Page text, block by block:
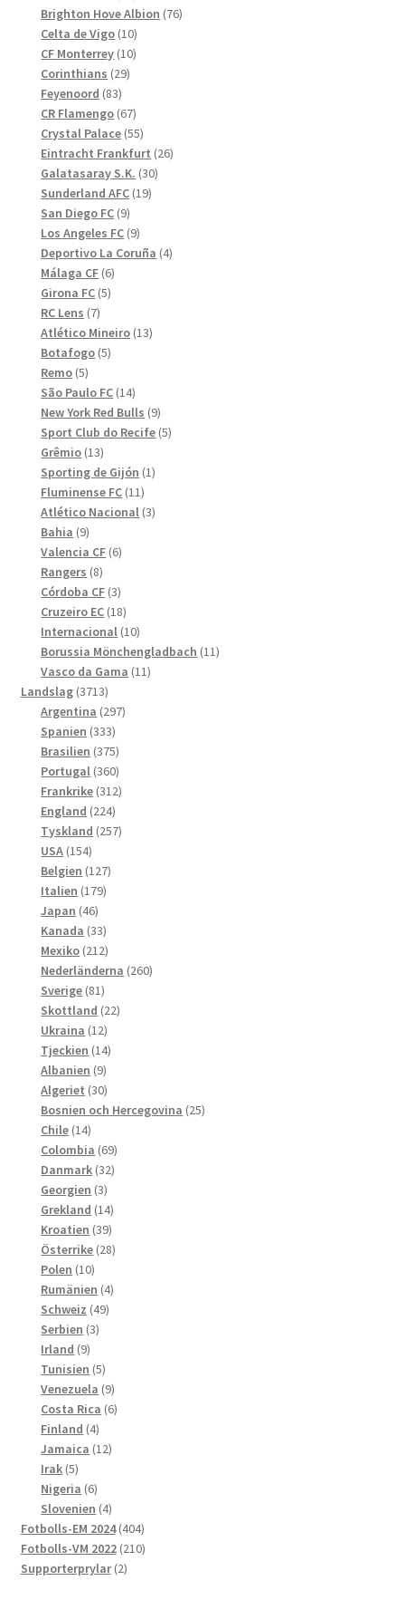
produkter
Brighton Hove Albion 7676
Celta de Vigo 1010
produkter
CF Monterrey 1010
Corinthians 2929
Feyenoord 8383
produkter
CR Flamengo 6767
produkter
Crystal Palace 5555
produkter
Eintracht Frankfurt 2626
Galatasaray S.K. 3030
Sunderland AFC 1919
San Diego FC 99
produkter
Los Angeles FC 99
produkter
Deportivo La Coruña 44
Málaga CF 66
Girona FC 55
RC Lens 77
produkter
Atlético Mineiro 1313
Botafogo 55
Remo 55
produkter
São Paulo FC 1414
produkter
New York Red Bulls 99
produkter
Sport Club do Recife 55
Grêmio 1313
produkter
Sporting de Gijón 11
Fluminense FC 1111
produkter
Atlético Nacional 33
Bahia 99
produkter
Valencia CF 66
Rangers 88
produkter
Córdoba CF 33
produkter
Cruzeiro EC 1818
produkter
Internacional 1010
produkter
Borussia Mönchengladbach 1111
Vasco da Gama 1111
Landslag 37133713
produkter
Argentina 297297
Spanien 333333
produkter
Brasilien 375375
produkter
Portugal 360360
produkter
Frankrike 312312
England 224224
produkter
Tyskland 257257
USA 154154
produkter
Belgien 127127
Italien 179179
Japan 4646
produkter
Kanada 3333
produkter
Mexiko 212212
produkter
Nederländerna 260260
Sverige 8181
produkter
Skottland 2222
Ukraina 1212
produkter
Tjeckien 1414
Albanien 99
produkter
Algeriet 3030
produkter
Bosnien och Hercegovina 2525
Chile 1414
produkter
Colombia 6969
produkter
Danmark 3232
Georgien 33
produkter
Grekland 1414
produkter
Kroatien 3939
produkter
Österrike 2828
Polen 1010
produkter
Rumänien 44
Schweiz 4949
Serbien 33
Irland 99
produkter
Tunisien 55
produkter
Venezuela 99
produkter
Costa Rica 66
Finland 44
produkter
Jamaica 1212
Irak 55
produkter
Nigeria 66
produkter
Slovenien 44
produkter
Fotbolls-EM 2024 404404
produkter
Fotbolls-VM 2022 210210
Supporterprylar 22